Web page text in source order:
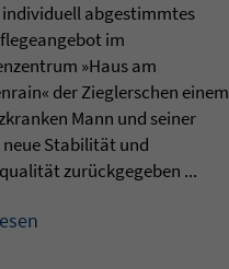
individuell abgestimmtes
im
»Haus am
der Zieglerschen einem
Mann und seiner
neue Stabilität und
zurückgegeben ...